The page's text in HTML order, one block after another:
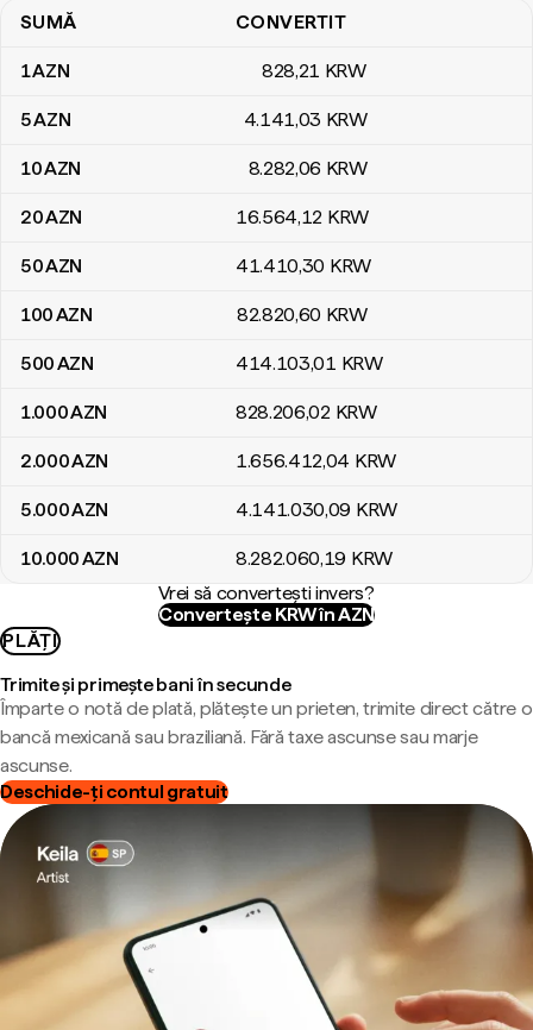
Tabel de conversie manați azeri în woni sud-coreeni
SUMĂ CONVERTIT
1AZN 828,21 KRW
5AZN 4.141,03 KRW
10AZN 8.282,06 KRW
20AZN 16.564,12 KRW
50AZN 41.410,30 KRW
100AZN 82.820,60 KRW
500AZN 414.103,01 KRW
1.000AZN 828.206,02 KRW
2.000AZN 1.656.412,04 KRW
5.000AZN 4.141.030,09 KRW
10.000AZN 8.282.060,19 KRW
Vrei să convertești invers?
Convertește KRW în AZN
PLĂȚI
Trimite și primește bani în secunde
Împarte o notă de plată, plătește un prieten, trimite direct către o
bancă mexicană sau braziliană. Fără taxe ascunse sau marje
ascunse.
Deschide-ți contul gratuit